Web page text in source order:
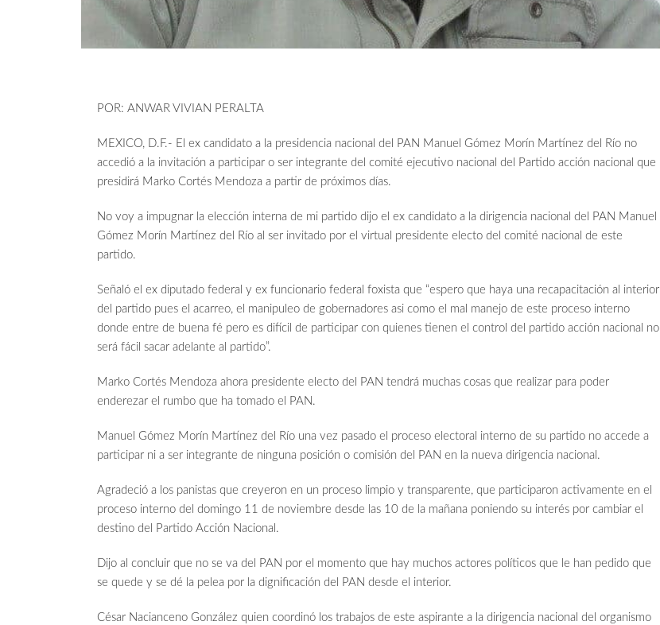
POR: ANWAR VIVIAN PERALTA
MEXICO, D.F.- El ex candidato a la presidencia nacional del PAN Manuel Gómez Morín Martínez del Río no
accedió a la invitación a participar o ser integrante del comité ejecutivo nacional del Partido acción nacional que
presidirá Marko Cortés Mendoza a partir de próximos días.
No voy a impugnar la elección interna de mi partido dijo el ex candidato a la dirigencia nacional del PAN Manuel
Gómez Morín Martínez del Río al ser invitado por el virtual presidente electo del comité nacional de este
partido.
Señaló el ex diputado federal y ex funcionario federal foxista que “espero que haya una recapacitación al interior
del partido pues el acarreo, el manipuleo de gobernadores asi como el mal manejo de este proceso interno
donde entre de buena fé pero es difícil de participar con quienes tienen el control del partido acción nacional no
será fácil sacar adelante al partido”.
Marko Cortés Mendoza ahora presidente electo del PAN tendrá muchas cosas que realizar para poder
enderezar el rumbo que ha tomado el PAN.
Manuel Gómez Morín Martínez del Río una vez pasado el proceso electoral interno de su partido no accede a
participar ni a ser integrante de ninguna posición o comisión del PAN en la nueva dirigencia nacional.
Agradeció a los panistas que creyeron en un proceso limpio y transparente, que participaron activamente en el
proceso interno del domingo 11 de noviembre desde las 10 de la mañana poniendo su interés por cambiar el
destino del Partido Acción Nacional.
Dijo al concluir que no se va del PAN por el momento que hay muchos actores políticos que le han pedido que
se quede y se dé la pelea por la dignificación del PAN desde el interior.
César Nacianceno González quien coordinó los trabajos de este aspirante a la dirigencia nacional del organismo